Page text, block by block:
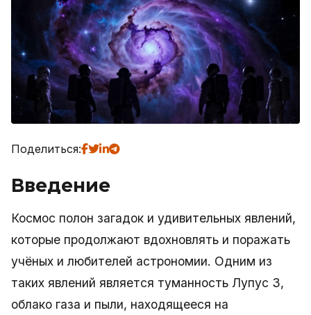
Поделиться:
Введение
Космос полон загадок и удивительных явлений,
которые продолжают вдохновлять и поражать
учёных и любителей астрономии. Одним из
таких явлений является туманность Лупус 3,
облако газа и пыли, находящееся на